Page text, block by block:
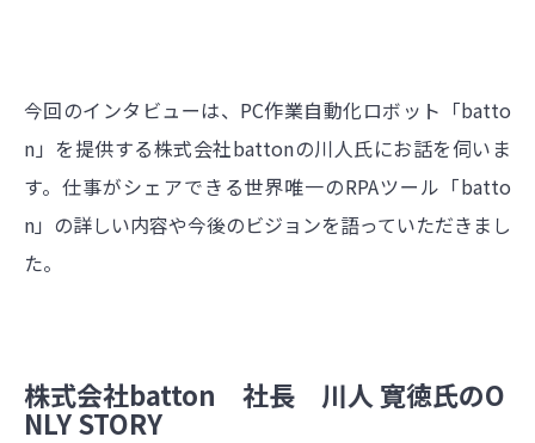
今回のインタビューは、PC作業自動化ロボット「batto
n」を提供する株式会社battonの川人氏にお話を伺いま
す。仕事がシェアできる世界唯一のRPAツール「batto
n」の詳しい内容や今後のビジョンを語っていただきまし
た。
株式会社batton 社長 川人 寛徳氏のO
NLY STORY